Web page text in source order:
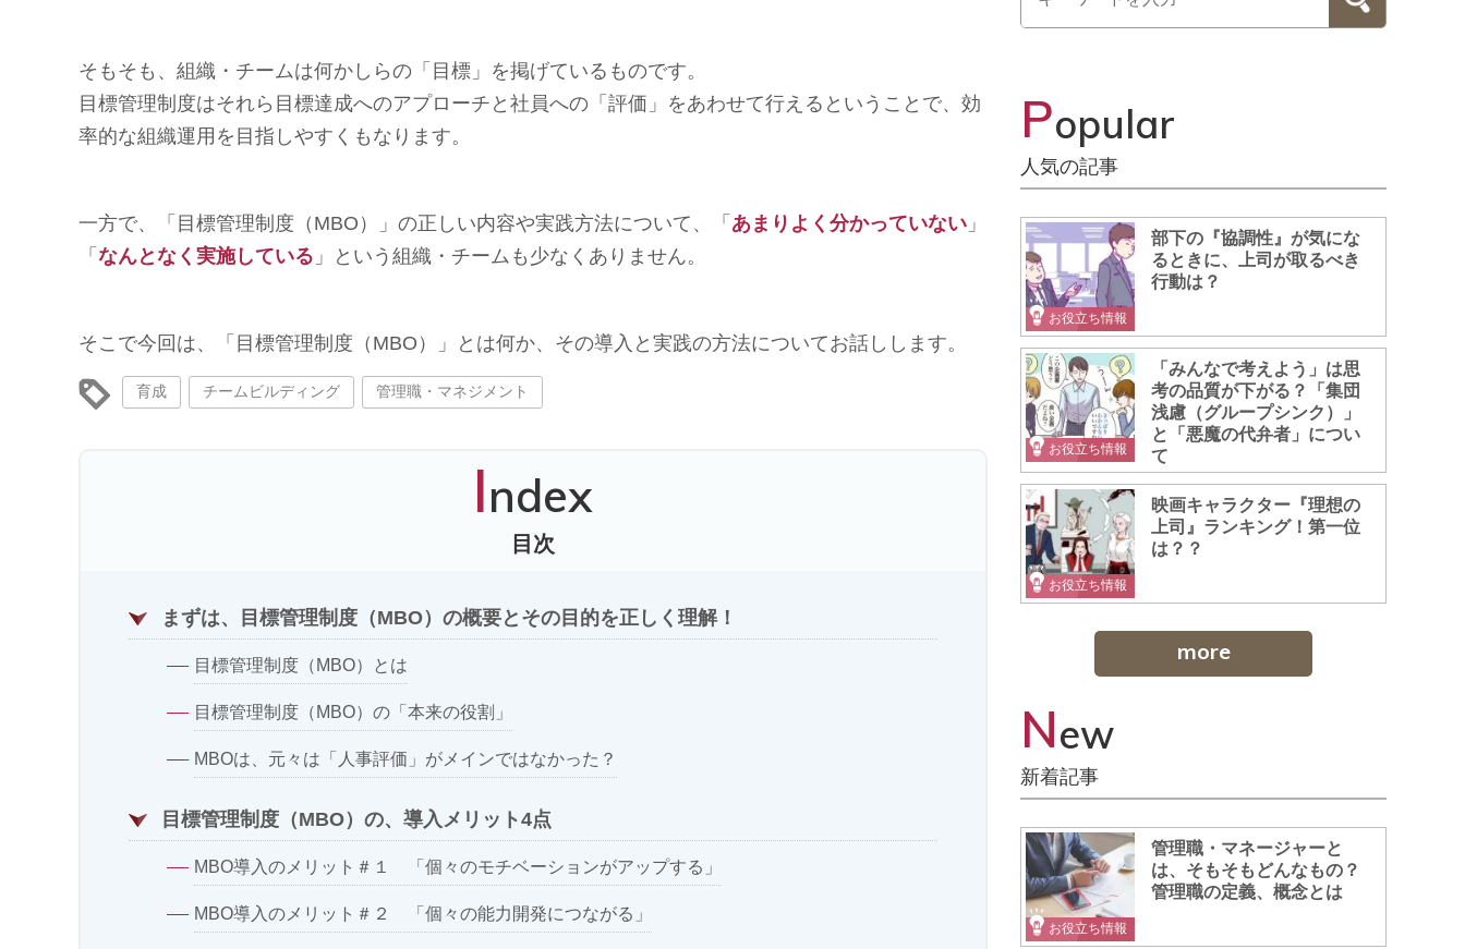
そもそも、組織・チームは何かしらの「目標」を掲げているものです。
目標管理制度はそれら目標達成へのアプローチと社員への「評価」をあわせて行えるということで、効
率的な組織運用を目指しやすくもなります。
一方で、「目標管理制度（MBO）」の正しい内容や実践方法について、「 あまりよく分かっていない 」
「 なんとなく実施している 」という組織・チームも少なくありません。
そこで今回は、「目標管理制度（MBO）」とは何か、その導入と実践の方法についてお話しします。
育成 チームビルディング 管理職・マネジメント
Index
目次
まずは、目標管理制度（MBO）の概要とその目的を正しく理解！
目標管理制度（MBO）とは
目標管理制度（MBO）の「本来の役割」
MBOは、元々は「人事評価」がメインではなかった？
目標管理制度（MBO）の、導入メリット4点
MBO導入のメリット＃１ 「個々のモチベーションがアップする」
MBO導入のメリット＃２ 「個々の能力開発につながる」
Popular
人気の記事
お役立ち情報
部下の『協調性』が気にな
るときに、上司が取るべき
行動は？
お役立ち情報
「みんなで考えよう」は思
考の品質が下がる？「集団
浅慮（グループシンク）」
と「悪魔の代弁者」につい
て
お役立ち情報
映画キャラクター『理想の
上司』ランキング！第一位
は？？
more
New
新着記事
お役立ち情報
管理職・マネージャーと
は、そもそもどんなもの？
管理職の定義、概念とは